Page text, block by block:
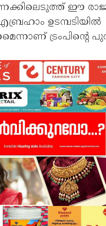
ഈ
ഉടമ്പടിയില്‍
ട്രംപിന്റെ